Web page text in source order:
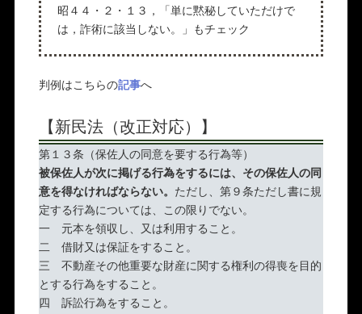
昭４４・２・１３，「単に黙秘していただけで
は，詐術に該当しない。」もチェック
判例はこちらの記事へ
【新民法（改正対応）】
第１３条（保佐人の同意を要する行為等）
被保佐人が次に掲げる行為をするには、その保佐人の同
意を得なければならない。 ただし、第９条ただし書に規
定する行為については、この限りでない。
一 元本を領収し、又は利用すること。
二 借財又は保証をすること。
三 不動産その他重要な財産に関する権利の得喪を目的
とする行為をすること。
四 訴訟行為をすること。